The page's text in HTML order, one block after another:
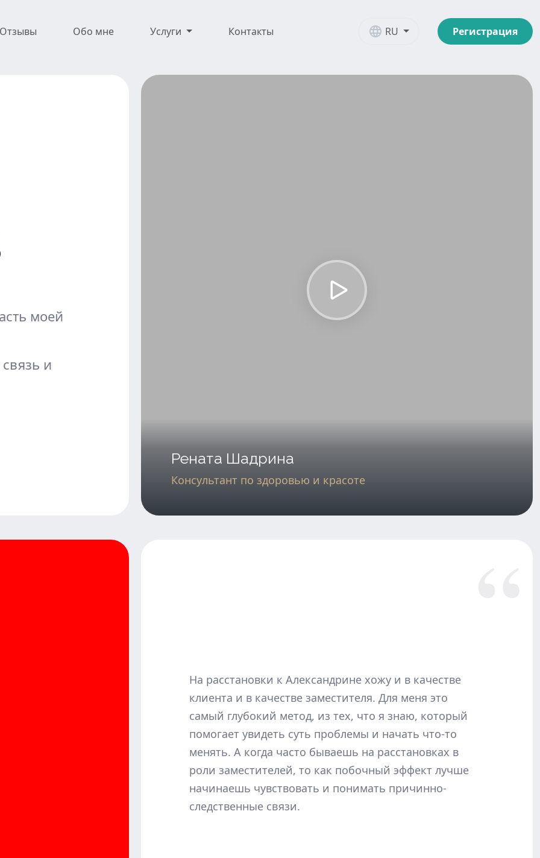
Отзывы Обо мне Услуги Контакты RU Регистрация
моей
и
Рената Шадрина
Консультант по здоровью и красоте
На расстановки к Александрине хожу и в качестве
клиента и в качестве заместителя. Для меня это
самый глубокий метод, из тех, что я знаю, который
помогает увидеть суть проблемы и начать что-то
менять. А когда часто бываешь на расстановках в
роли заместителей, то как побочный эффект лучше
начинаешь чувствовать и понимать причинно-
следственные связи.